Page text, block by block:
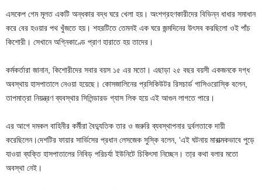
এসকেপ গেম মূলত একটি অন্ধকার বদ্ধ ঘরে খেলা হয়। অংশগ্রহণকারীদের বিভিন্ন ধাধার সমাধান
করে বের হওয়ার পথ খুঁজতে হয়। শহরটিতে তেমনই এক ঘরে জন্মদিনের উৎসব করছিলো ওই পাঁচ
কিশোরী। সেখানে অগ্নিকাণ্ডে প্রাণ হারাতে হয় তাদের।
কর্মকর্তারা জানান, কিশোরীদের সবার বয়স ১৫ এর মতো। এছাড়া ২৫ বছর বয়সী একজনকে দগ্ধ
অবস্থায় হাসপাতালে নেওয়া হয়েছে। কোসজালিনের প্রসিকিউটর রিসচার্ড গাসিওরোস্কি বলেন,
তাপমাত্রা নিয়ন্ত্রণ ব্যবস্থার সিলিন্ডারড গ্যাস লিক হয়ে এই আগুন লাগতে পারে।
এর আগে দমকল বাহিনীর কর্মীরা বৈদ্যুতিক তার ও জরুরি ব্যবস্থাপনার দুর্বলতাকে দায়ী
করেছিলেন।দেশটির ফায়ার সার্ভিসের প্রধান লেসজেক সুস্কি বলেন, ‘এই ঘটনায় মারাত্মকভাবে পুড়ে
যাওয়া ব্যক্তি হাসপাতালের নিবিড় পরিচর্যা ইউনিটে চিকিৎসা নিচ্ছেন। তা্র কথা বলার মতো
অবস্থা নেই।